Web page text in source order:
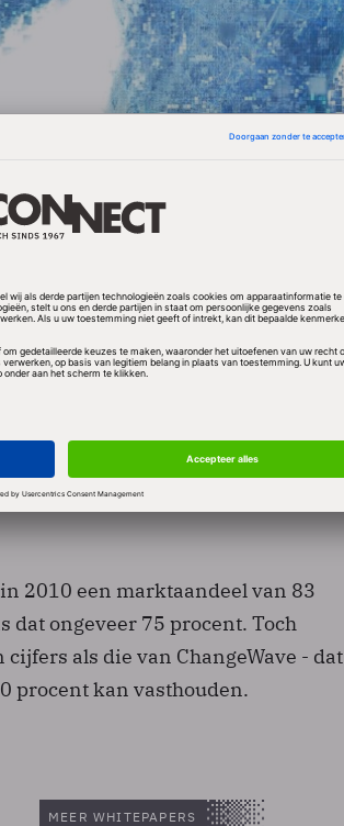
een tablet denken te kopen,
nog 2 procentpunten meer dan bij
kiest, gaat 4 procent voor de
kwam. 3 procent heeft een
eenzelfde percentage wacht op de
In Motion, die volgens geruchten
2010 een marktaandeel van 83
dat ongeveer 75 procent. Toch
als die van ChangeWave - dat
procent kan vasthouden.
MEER WHITEPAPERS